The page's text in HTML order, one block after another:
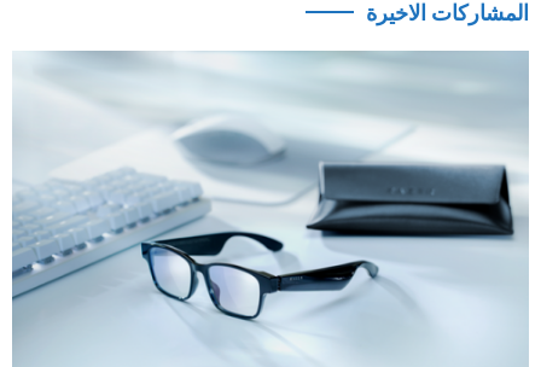
المشاركات الاخيرة